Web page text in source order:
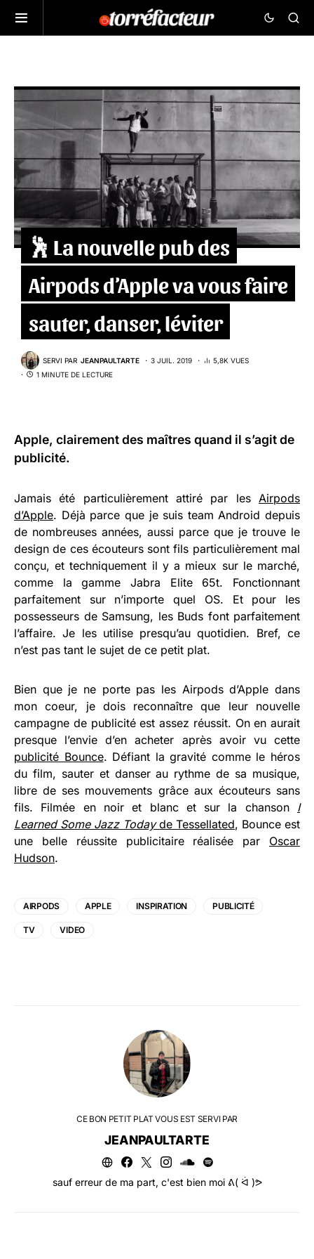
🕺 La nouvelle pub des
Airpods d’Apple va vous faire
sauter, danser, léviter
SERVI PAR JEANPAULTARTE 3 JUIL. 2019
5,8K VUES
1 MINUTE DE LECTURE
Apple, clairement des maîtres quand il s’agit de
publicité.
Jamais été particulièrement attiré par les Airpods
d’Apple. Déjà parce que je suis team Android depuis
de nombreuses années, aussi parce que je trouve le
design de ces écouteurs sont fils particulièrement mal
conçu, et techniquement il y a mieux sur le marché,
comme la gamme Jabra Elite 65t. Fonctionnant
parfaitement sur n’importe quel OS. Et pour les
possesseurs de Samsung, les Buds font parfaitement
l’affaire. Je les utilise presqu’au quotidien. Bref, ce
n’est pas tant le sujet de ce petit plat.
Bien que je ne porte pas les Airpods d’Apple dans
mon coeur, je dois reconnaître que leur nouvelle
campagne de publicité est assez réussit. On en aurait
presque l’envie d’en acheter après avoir vu cette
publicité Bounce. Défiant la gravité comme le héros
du film, sauter et danser au rythme de sa musique,
libre de ses mouvements grâce aux écouteurs sans
fils. Filmée en noir et blanc et sur la chanson I
Learned Some Jazz Todayde Tessellated, Bounce est
une belle réussite publicitaire réalisée par Oscar
Hudson.
AIRPODS APPLE INSPIRATION PUBLICITÉ
TV VIDEO
CE BON PETIT PLAT VOUS EST SERVI PAR
JEANPAULTARTE
sauf erreur de ma part, c'est bien moi ᕕ( ᐛ )ᕗ